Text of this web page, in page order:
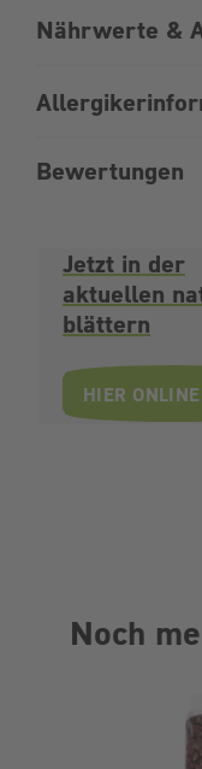
Nährwerte &
Bewertungen
Jetzt in der
aktuellen
blättern
HIER
Noch